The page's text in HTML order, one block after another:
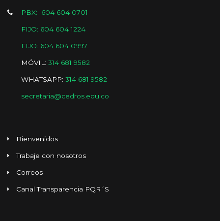
PBX: 604 604 0701
FIJO: 604 604 1224
FIJO: 604 604 0997
MÓVIL: 314 681 9582
WHATSAPP: 314 681 9582
secretaria@cedros.edu.co
Bienvenidos
Trabaje con nosotros
Correos
Canal Transparencia PQR´S